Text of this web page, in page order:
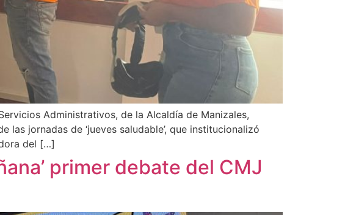
Administrativos, de la Alcaldía de Manizales,
jornadas de ‘jueves saludable’, que institucionalizó
del […]
primer debate del CMJ